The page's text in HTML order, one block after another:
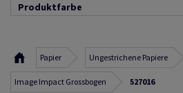
Produktfarbe
Papier Ungestrichene Papiere
Image Impact Grossbogen 527016